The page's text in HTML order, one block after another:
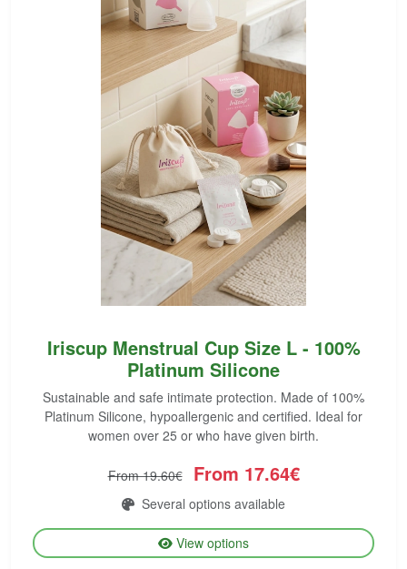
Iriscup Menstrual Cup Size L - 100%
Platinum Silicone
Sustainable and safe intimate protection. Made of 100%
Platinum Silicone, hypoallergenic and certified. Ideal for
women over 25 or who have given birth.
From 19.60€ From 17.64€
Several options available
View options